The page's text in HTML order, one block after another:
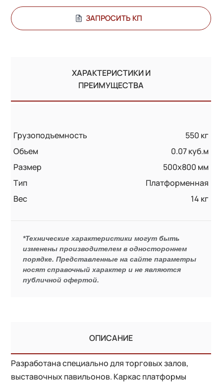
ЗАПРОСИТЬ КП
ХАРАКТЕРИСТИКИ И
ПРЕИМУЩЕСТВА
Грузоподъемность
550 кг
Объем
0.07 куб.м
Размер
500х800 мм
Тип
Платформенная
Вес
14 кг
*Технические характеристики могут быть
изменены производителем в одностороннем
порядке. Представленные на сайте параметры
носят справочный характер и не являются
публичной офертой.
ОПИСАНИЕ
Разработана специально для торговых залов,
выставочных павильонов. Каркас платформы